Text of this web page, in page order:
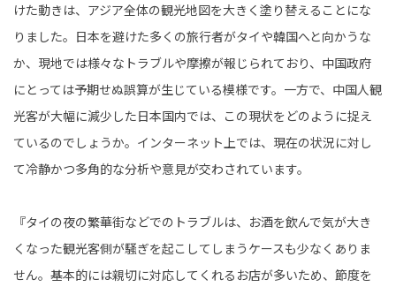
けた動きは、アジア全体の観光地図を大きく塗り替えることにな
りました。日本を避けた多くの旅行者がタイや韓国へと向かうな
か、現地では様々なトラブルや摩擦が報じられており、中国政府
にとっては予期せぬ誤算が生じている模様です。一方で、中国人観
光客が大幅に減少した日本国内では、この現状をどのように捉え
ているのでしょうか。インターネット上では、現在の状況に対し
て冷静かつ多角的な分析や意見が交わされています。
『タイの夜の繁華街などでのトラブルは、お酒を飲んで気が大き
くなった観光客側が騒ぎを起こしてしまうケースも少なくありま
せん。基本的には親切に対応してくれるお店が多いため、節度を